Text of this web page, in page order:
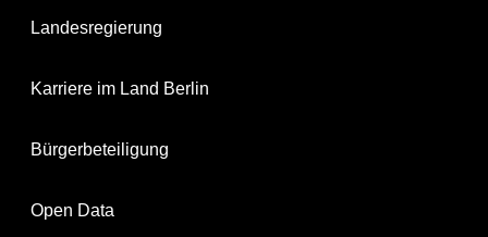
Landesregierung
Karriere im Land Berlin
Bürgerbeteiligung
Open Data